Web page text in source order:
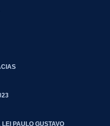
PAULO GUSTAVO